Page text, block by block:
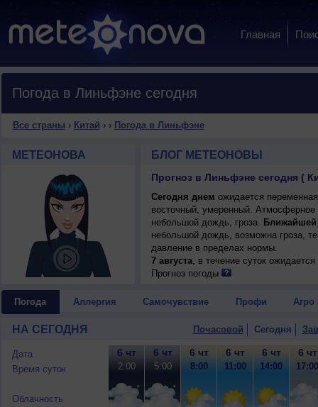
Главная
Погода в Линьфэне сегодня
Все страны › Китай › › Погода в Линьфэне
МЕТЕОНОВА БЛОГ МЕТЕОНОВЫ
Прогноз в Линьфэне сегодня (
Сегодня днем ожидается
восточный, умеренный.
небольшой дождь, гроза.
небольшой дождь, возможна гроза,
давление в пределах нормы.
7 августа, в течение суток
возможна гроза; ночью +26..28°,
Прогноз погоды
Погода Аллергия Самочувствие Профи Агро
НА СЕГОДНЯ Почасовой Сегодня
Дата
Время суток
Облачность
6 чт
2:00
6 чт
5:00
6 чт
8:00
6 чт
11:00
6 чт
14:00
6 чт
17:00